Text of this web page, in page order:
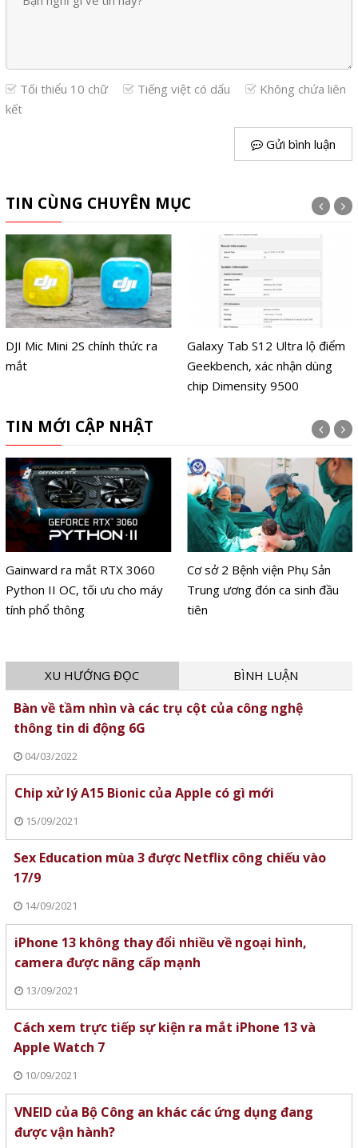
Tối thiểu 10 chữ Tiếng việt có dấu
Không chứa liên
kết
Gửi bình luận
TIN CÙNG CHUYÊN MỤC
Galaxy Tab S12 Ultra lộ điểm
Geekbench, xác nhận dùng
Kỷ niệm 30 năm thành lập,
Edifier ra mắt mẫu loa MR4
MKII thế hệ mới
TIN MỚI CẬP NHẬT
Cơ sở 2 Bệnh viện Phụ Sản
Trung ương đón ca sinh đầu
tiên
Giải Báo chí 'Vì sự nghiệp giáo
dục Việt Nam' 2026 ưu tiên
chủ đề AI và chuyển đổi số
XU HƯỚNG ĐỌC BÌNH LUẬN
Bàn về tầm nhìn và các trụ cột của công nghệ
thông tin di động 6G
04/03/2022
Chip xử lý A15 Bionic của Apple có gì mới
15/09/2021
Sex Education mùa 3 được Netflix công chiếu vào
17/9
14/09/2021
iPhone 13 không thay đổi nhiều về ngoại hình,
camera được nâng cấp mạnh
13/09/2021
Cách xem trực tiếp sự kiện ra mắt iPhone 13 và
Apple Watch 7
10/09/2021
VNEID của Bộ Công an khác các ứng dụng đang
được vận hành?